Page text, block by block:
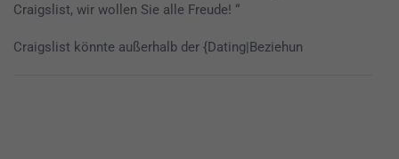
Craigslist, wir wollen Sie alle Freude! “
Craigslist könnte außerhalb der {Dating|Beziehun